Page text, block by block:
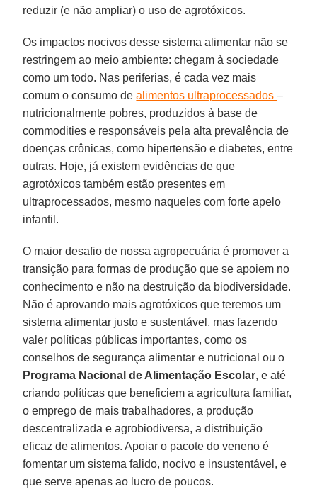
reduzir (e não ampliar) o uso de agrotóxicos.
Os impactos nocivos desse sistema alimentar não se
restringem ao meio ambiente: chegam à sociedade
como um todo. Nas periferias, é cada vez mais
comum o consumo dealimentos ultraprocessados–
nutricionalmente pobres, produzidos à base de
commodities e responsáveis pela alta prevalência de
doenças crônicas, como hipertensão e diabetes, entre
outras. Hoje, já existem evidências de que
agrotóxicos também estão presentes em
ultraprocessados, mesmo naqueles com forte apelo
infantil.
O maior desafio de nossa agropecuária é promover a
transição para formas de produção que se apoiem no
conhecimento e não na destruição da biodiversidade.
Não é aprovando mais agrotóxicos que teremos um
sistema alimentar justo e sustentável, mas fazendo
valer políticas públicas importantes, como os
conselhos de segurança alimentar e nutricional ou o
Programa Nacional de Alimentação Escolar, e até
criando políticas que beneficiem a agricultura familiar,
o emprego de mais trabalhadores, a produção
descentralizada e agrobiodiversa, a distribuição
eficaz de alimentos. Apoiar o pacote do veneno é
fomentar um sistema falido, nocivo e insustentável, e
que serve apenas ao lucro de poucos.